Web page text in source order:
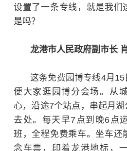
设置了一条专线，就是我们
是吗？
龙港市人民政府副市长
这条免费园博专线4月
便大家逛园博分会场。从
心，沿途7个站点，串起月
去处。每天早7点到晚6点
班，全程免费乘车。坐车还
念车票，印着龙港地标，